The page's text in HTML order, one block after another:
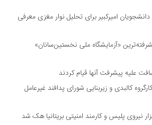
امیرکبیر برای تحلیل نوار مغزی معرفی
«آزمایشگاه ملی نخستین‌سانان»
علیه پیشرفت آنها قیام کردند
کالبدی و زیربنایی شورای پدافند غیرعامل